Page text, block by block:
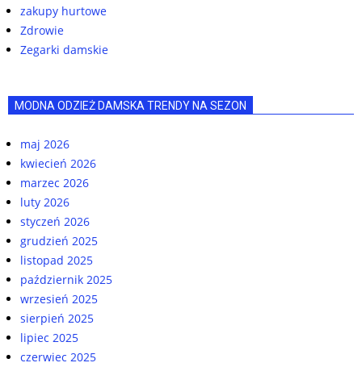
zakupy hurtowe
Zdrowie
Zegarki damskie
MODNA ODZIEŻ DAMSKA TRENDY NA SEZON
maj 2026
kwiecień 2026
marzec 2026
luty 2026
styczeń 2026
grudzień 2025
listopad 2025
październik 2025
wrzesień 2025
sierpień 2025
lipiec 2025
czerwiec 2025